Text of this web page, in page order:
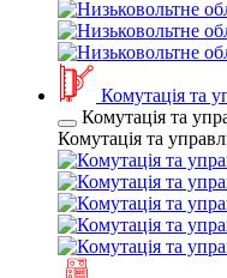
Комутація та
Комутація та
Комутація та